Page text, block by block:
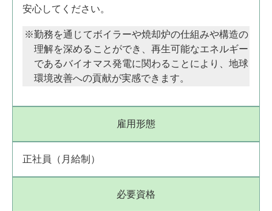
安心してください。
勤務を通じてボイラーや焼却炉の仕組みや構造の
理解を深めることができ、再生可能なエネルギー
であるバイオマス発電に関わることにより、地球
環境改善への貢献が実感できます。
雇用形態
正社員（月給制）
必要資格